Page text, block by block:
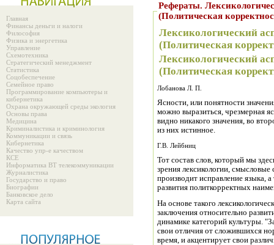
Главная
Финансы деньги и налоги
Философия
Физика и энергетика
Управление
Схемотехника
Стратегический менеджмент
Статистика
Соцобеспечение
Семейное право
Программирование компьютеры и
кибернетика
Охрана окружающей среды экология
Основы права
Медицина
Криминалистика и криминология
Коммуникации и связь
Кибернетика
Качество упр-е качеством
КСЕ
Информатика ВТ телекоммуникации
Журналистика
Государство и право
Биографии
Банковское дело
Карта сайта
Рефераты. Лексикологический аспект стилевых движений
(Политическая
Лексикологический
(Политическая
Лексикологический
(Политическая
Лобанова Л. П.
Ясности, или понятности
можно выразиться, чрезмерная
видно никакого значения, во
из них истинное.
Г.В. Лейбниц
Тот состав слов, который мы
зрения лексикологии,
производит исправление языка,
развития политкорректных
На основе такого
заключения относительно
динамике категорий культуры.
свои отличия от сложившихся
время, и акцентирует свои